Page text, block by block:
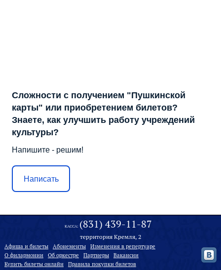
Сложности с получением "Пушкинской
карты" или приобретением билетов?
Знаете, как улучшить работу учреждений
культуры?
Напишите - решим!
Написать
КАССА: (831) 439-11-87
территория Кремля, 2
Афиша и билеты Абонементы
Изменения в репертуаре
О филармонии
Oб оркестре Партнеры
Вакансии
Купить билеты онлайн
Правила покупки билетов